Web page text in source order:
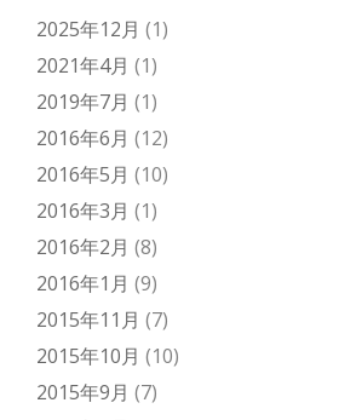
2025年12月 (1)
2021年4月 (1)
2019年7月 (1)
2016年6月 (12)
2016年5月 (10)
2016年3月 (1)
2016年2月 (8)
2016年1月 (9)
2015年11月 (7)
2015年10月 (10)
2015年9月 (7)